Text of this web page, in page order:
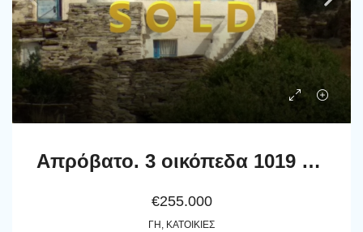
Απρόβατο. 3 οικόπεδα 1019 τ.μ, 1027 τ.μ, 1097 τ.μ, το ένα με παλαιά μονοκατοικία
€255.000
ΓΗ, ΚΑΤΟΙΚΊΕΣ